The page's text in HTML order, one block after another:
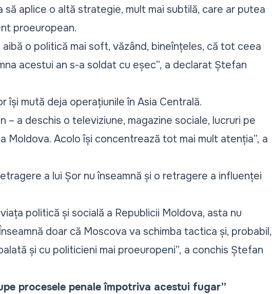
să aplice o altă strategie, mult mai subtilă, care ar putea
proeuropean.
o politică mai soft, văzând, bineînțeles, că tot ceea
acestui an s-a soldat cu eșec”, a declarat Ștefan
își mută deja operațiunile în Asia Centrală.
– a deschis o televiziune, magazine sociale, lucruri pe
Moldova. Acolo își concentrează tot mai mult atenția”, a
a lui Șor nu înseamnă și o retragere a influenței
politică și socială a Republicii Moldova, asta nu
doar că Moscova va schimba tactica și, probabil,
și cu politicieni mai proeuropeni”, a conchis Ștefan
procesele penale împotriva acestui fugar”